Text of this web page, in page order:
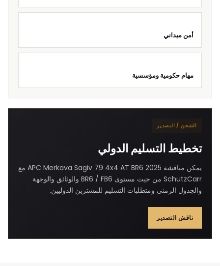
أمن ميداني
مهام حكومية ومؤسسية
الشحن / التصدير
تخطيط التسليم الدولي
يمكن مناقشة 2025 APC Merkava Sagiv 79 4x4 AT BR6 مع
SchutzCarr من حيث مستوى BR6 / FB6 والوثائق والوجهة
والجدول الزمني ومتطلبات التسليم للمشترين الدوليين.
ناقش التصدير